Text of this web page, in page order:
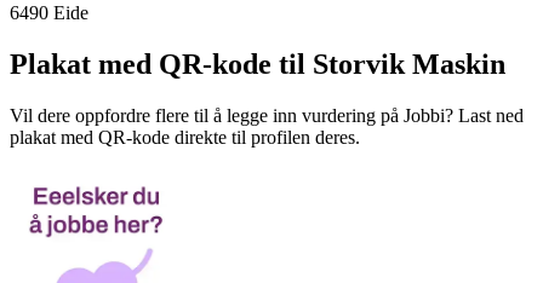
6490 Eide
Plakat med QR-kode til Storvik Maskin
Vil dere oppfordre flere til å legge inn vurdering på Jobbi? Last ned
plakat med QR-kode direkte til profilen deres.